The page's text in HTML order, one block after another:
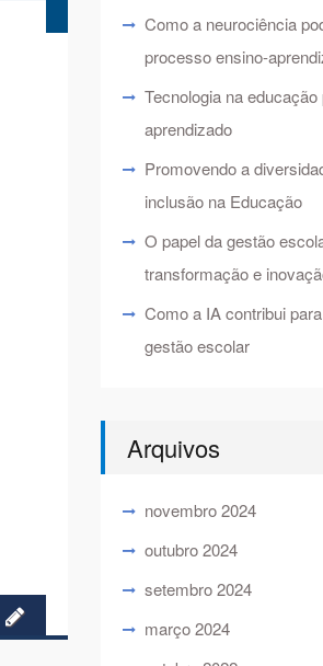
Como a neurociência
processo ensino-
Tecnologia na
aprendizado
Promovendo a
inclusão na Educação
O papel da gestão
transformação e
Como a IA contribui
gestão escolar
Arquivos
novembro 2024
outubro 2024
setembro 2024
março 2024